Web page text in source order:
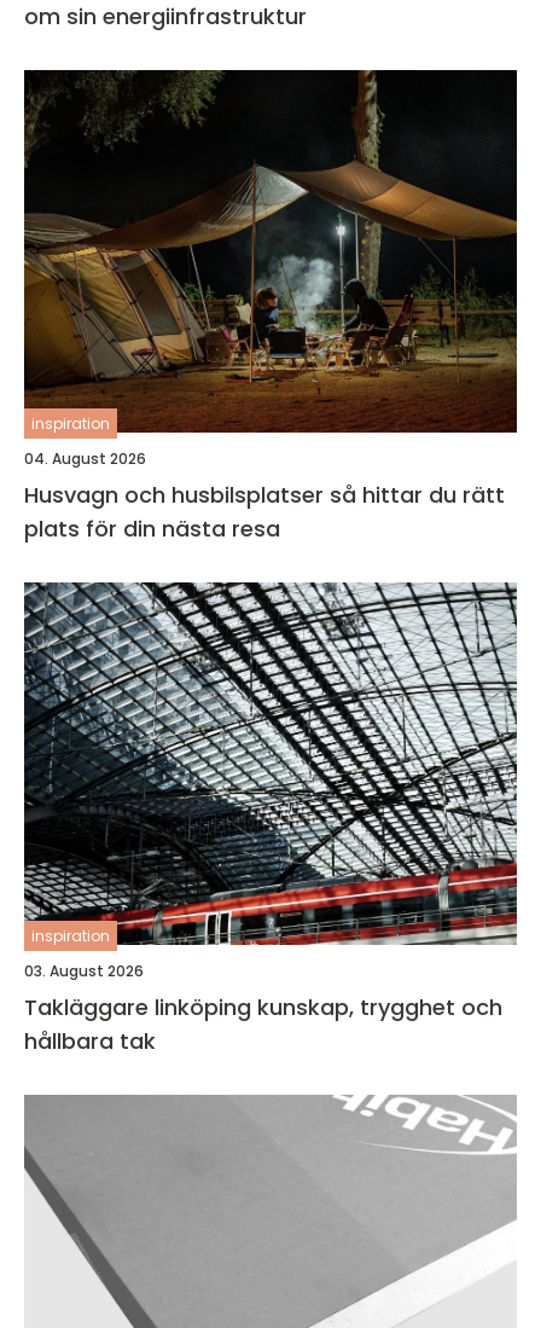
om sin energiinfrastruktur
inspiration
04. August 2026
Husvagn och husbilsplatser så hittar du rätt
plats för din nästa resa
inspiration
03. August 2026
Takläggare linköping kunskap, trygghet och
hållbara tak